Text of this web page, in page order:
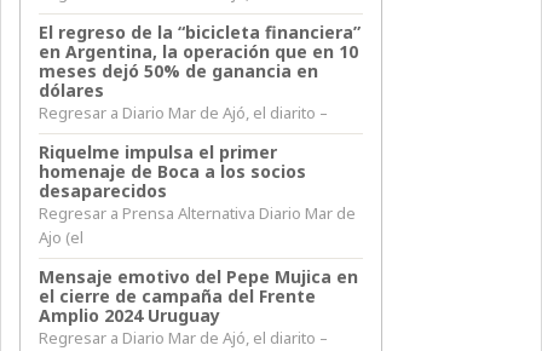
El regreso de la “bicicleta financiera”
en Argentina, la operación que en 10
meses dejó 50% de ganancia en
dólares
Regresar a Diario Mar de Ajó, el diarito –
Riquelme impulsa el primer
homenaje de Boca a los socios
desaparecidos
Regresar a Prensa Alternativa Diario Mar de
Ajo (el
Mensaje emotivo del Pepe Mujica en
el cierre de campaña del Frente
Amplio 2024 Uruguay
Regresar a Diario Mar de Ajó, el diarito –